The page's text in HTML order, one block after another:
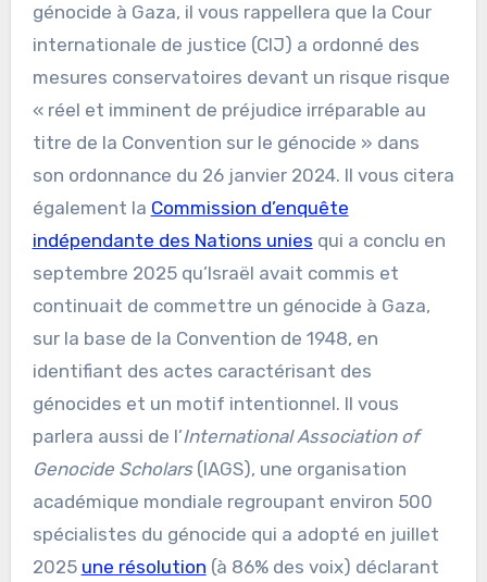
génocide à Gaza, il vous rappellera que la Cour
internationale de justice (CIJ) a ordonné des
mesures conservatoires devant un risque risque
« réel et imminent de préjudice irréparable au
titre de la Convention sur le génocide » dans
son ordonnance du 26 janvier 2024. Il vous citera
également la Commission d’enquête
indépendante des Nations unies qui a conclu en
septembre 2025 qu’Israël avait commis et
continuait de commettre un génocide à Gaza,
sur la base de la Convention de 1948, en
identifiant des actes caractérisant des
génocides et un motif intentionnel. Il vous
parlera aussi de l’International Association of
Genocide Scholars (IAGS), une organisation
académique mondiale regroupant environ 500
spécialistes du génocide qui a adopté en juillet
2025 une résolution (à 86% des voix) déclarant